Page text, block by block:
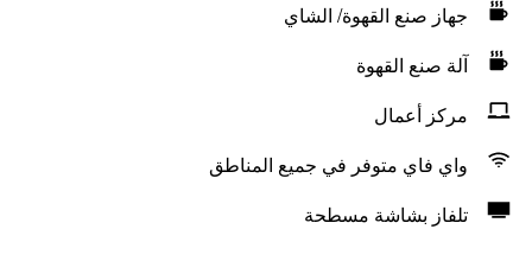
جهاز صنع القهوة/ الشاي
آلة صنع القهوة
مركز أعمال
واي فاي متوفر في جميع المناطق
تلفاز بشاشة مسطحة